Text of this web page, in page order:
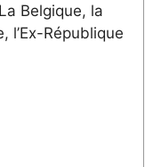
Belgique, la
l’Ex-République